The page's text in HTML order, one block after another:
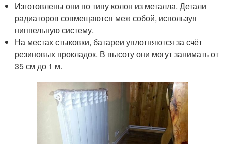
Изготовлены они по типу колон из металла. Детали
радиаторов совмещаются меж собой, используя
ниппельную систему.
На местах стыковки, батареи уплотняются за счёт
резиновых прокладок. В высоту они могут занимать от
35 см до 1 м.